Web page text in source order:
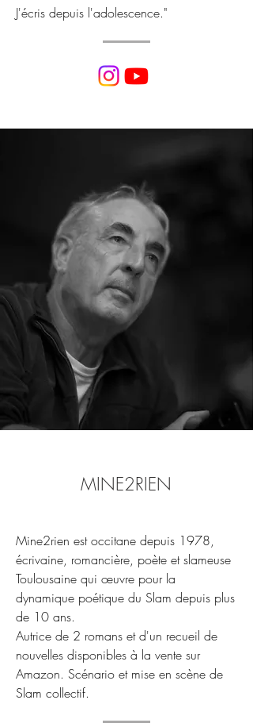
J'écris depuis l'adolescence."
MINE2RIEN
Mine2rien est occitane depuis 1978,
écrivaine, romancière, poète et slameuse
Toulousaine qui œuvre pour la
dynamique poétique du Slam depuis plus
de 10 ans.
Autrice de 2 romans et d'un recueil de
nouvelles disponibles à la vente sur
Amazon. Scénario et mise en scène de
Slam collectif.